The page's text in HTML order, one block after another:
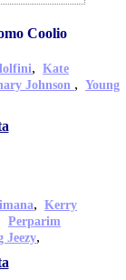
Coolio
, Kate
Johnson , Young
, Kerry
Perparim
Jeezy,